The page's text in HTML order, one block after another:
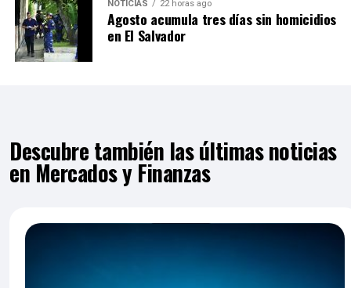
NOTICIAS 22 horas ago
Agosto acumula tres días sin homicidios
en El Salvador
Descubre también las últimas noticias
en Mercados y Finanzas